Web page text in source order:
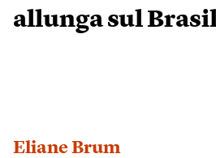
allunga sul
Eliane Brum